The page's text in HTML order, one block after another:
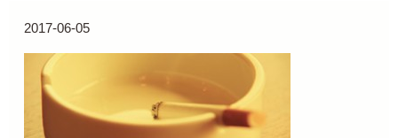
2017-06-05